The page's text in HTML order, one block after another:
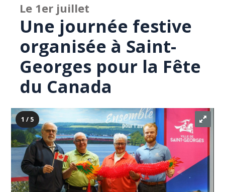
Le 1er juillet
Une journée festive
organisée à Saint-
Georges pour la Fête
du Canada
1 / 5